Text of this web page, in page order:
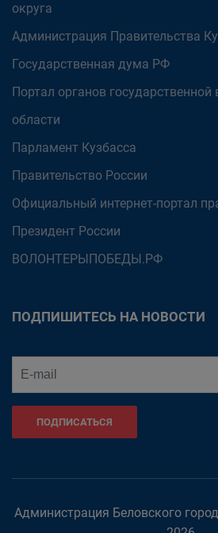
округа
Администрация Правительства
Государственная дума РФ
Портал органов
области
Парламент Кузбасса
Правительство России
Официальный интернет-портал
Президент России
ВОЛОНТЕРЫПОБЕДЫ.РФ
ПОДПИШИТЕСЬ НА НОВОСТИ
ПОДПИСАТЬСЯ
Администрация Беловского